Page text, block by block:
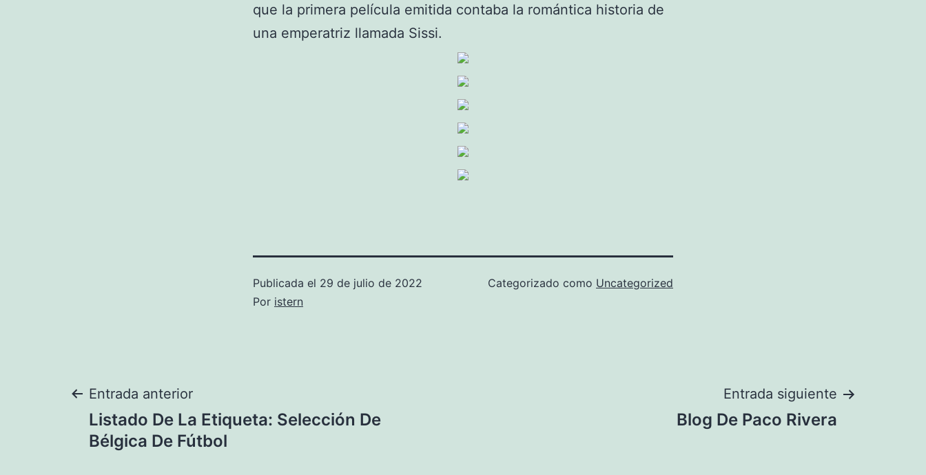
que la primera película emitida contaba la romántica historia de
una emperatriz llamada Sissi.
Publicada el 29 de julio de 2022
Por istern
Categorizado como Uncategorized
Navegación
de
Entrada anterior
Listado De La Etiqueta: Selección De
Bélgica De Fútbol
Entrada siguiente
Blog De Paco Rivera